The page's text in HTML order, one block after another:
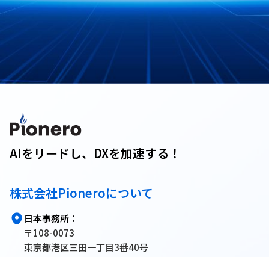
AIをリードし、DXを加速する！
株式会社Pioneroについて
日本事務所：
〒108-0073
東京都港区三田一丁目3番40号